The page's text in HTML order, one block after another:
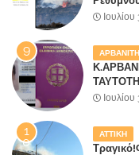
ΑΤΤΙΚΗ